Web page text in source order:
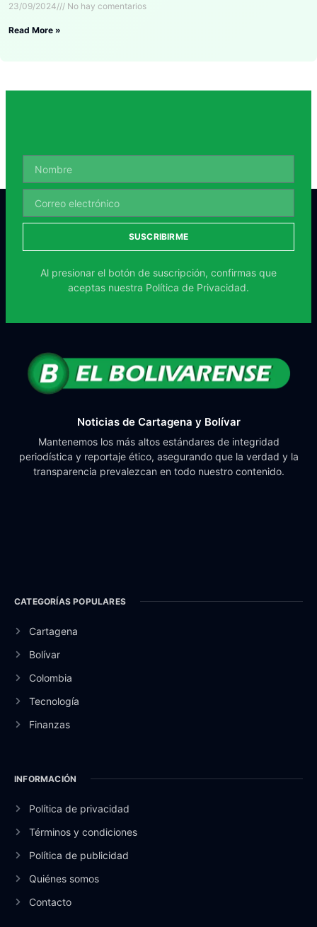
23/09/2024 No hay comentarios
Read More »
SUSCRIBIRME
Al presionar el botón de suscripción, confirmas que
aceptas nuestra Política de Privacidad.
Noticias de Cartagena y Bolívar
Mantenemos los más altos estándares de integridad
periodística y reportaje ético, asegurando que la verdad y la
transparencia prevalezcan en todo nuestro contenido.
CATEGORÍAS POPULARES
Cartagena
Bolívar
Colombia
Tecnología
Finanzas
INFORMACIÓN
Política de privacidad
Términos y condiciones
Política de publicidad
Quiénes somos
Contacto